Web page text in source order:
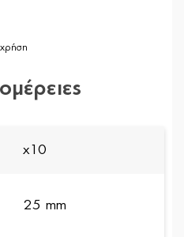
χρήση
x10
25 mm